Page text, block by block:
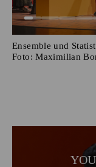
Ensemble und
Foto: Maximilian